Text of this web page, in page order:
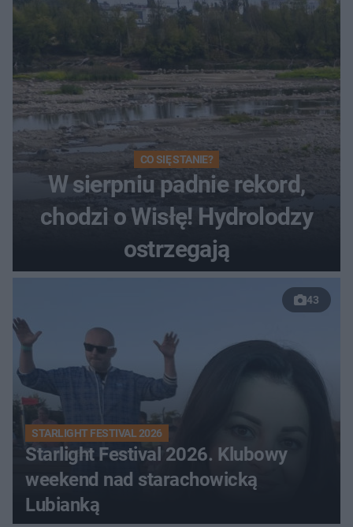
CO SIĘ STANIE?
W sierpniu padnie rekord,
chodzi o Wisłę! Hydrolodzy
ostrzegają
43
STARLIGHT FESTIVAL 2026
Starlight Festival 2026. Klubowy
weekend nad starachowicką
Lubianką